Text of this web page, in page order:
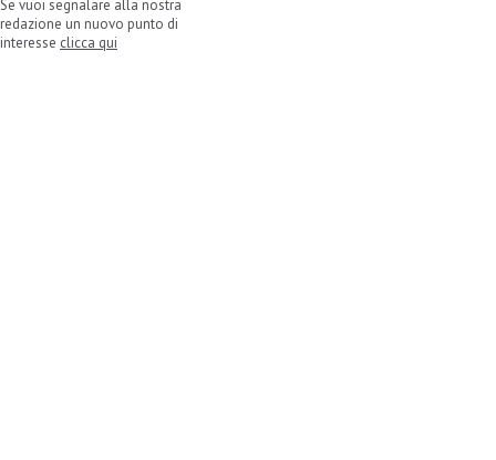
Se vuoi segnalare alla nostra
redazione un nuovo punto di
interesse clicca qui